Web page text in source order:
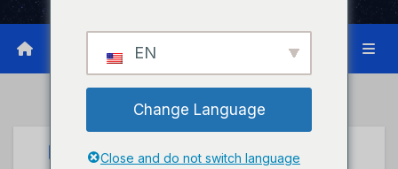
EN
Change Language
Close and do not switch language